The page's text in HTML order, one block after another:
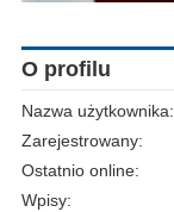
O profilu
Nazwa użytkownika:
Zarejestrowany:
Ostatnio online:
Wpisy: